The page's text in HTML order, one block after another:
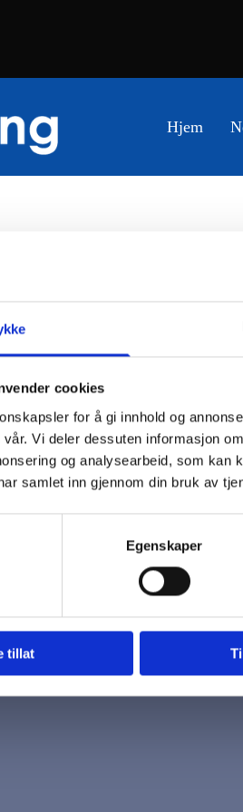
cookies
for å gi innhold og
Vi deler dessuten informasjon
og analysearbeid, som kan
samlet inn gjennom din bruk av
Egenskaper
tillat
Hjem
Kontakt oss
 frank@biotrading.no